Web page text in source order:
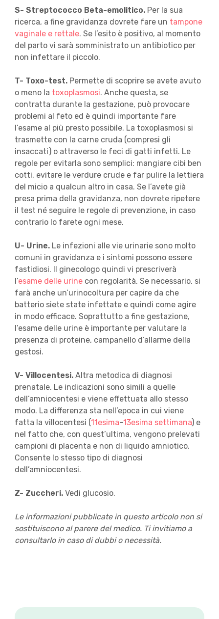
S- Streptococco Beta-emolitico.Per la sua
ricerca, a fine gravidanza dovrete fare un tampone
vaginale e rettale. Se l’esito è positivo, al momento
del parto vi sarà somministrato un antibiotico per
non infettare il piccolo.
T- Toxo-test.Permette di scoprire se avete avuto
o meno la toxoplasmosi. Anche questa, se
contratta durante la gestazione, può provocare
problemi al feto ed è quindi importante fare
l’esame al più presto possibile. La toxoplasmosi si
trasmette con la carne cruda (compresi gli
insaccati) o attraverso le feci di gatti infetti. Le
regole per evitarla sono semplici: mangiare cibi ben
cotti, evitare le verdure crude e far pulire la lettiera
del micio a qualcun altro in casa. Se l’avete già
presa prima della gravidanza, non dovrete ripetere
il test né seguire le regole di prevenzione, in caso
contrario lo farete ogni mese.
U- Urine.Le infezioni alle vie urinarie sono molto
comuni in gravidanza e i sintomi possono essere
fastidiosi. Il ginecologo quindi vi prescriverà
l’esame delle urinecon regolarità. Se necessario, si
farà anche un’urinocoltura per capire da che
batterio siete state infettate e quindi come agire
in modo efficace. Soprattutto a fine gestazione,
l’esame delle urine è importante per valutare la
presenza di proteine, campanello d’allarme della
gestosi.
V- Villocentesi.Altra metodica di diagnosi
prenatale. Le indicazioni sono simili a quelle
dell’amniocentesi e viene effettuata allo stesso
modo. La differenza sta nell’epoca in cui viene
fatta la villocentesi (11esima–13esima settimana) e
nel fatto che, con quest’ultima, vengono prelevati
campioni di placenta e non di liquido amniotico.
Consente lo stesso tipo di diagnosi
dell’amniocentesi.
Z- Zuccheri.Vedi glucosio.
Le informazioni pubblicate in questo articolo non si
sostituiscono al parere del medico. Ti invitiamo a
consultarlo in caso di dubbi o necessità.